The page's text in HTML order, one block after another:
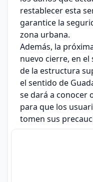
restablecer esta
garantice la
zona urbana.
Además, la
nuevo cierre, en
de la estructura
el sentido de
se dará a conocer
para que los
tomen sus